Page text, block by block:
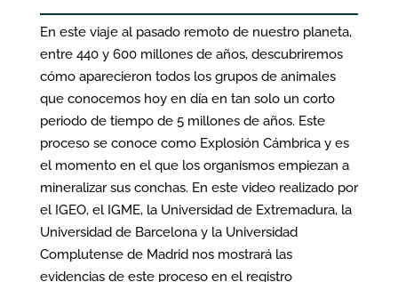
En este viaje al pasado remoto de nuestro planeta,
entre 440 y 600 millones de años, descubriremos
cómo aparecieron todos los grupos de animales
que conocemos hoy en día en tan solo un corto
periodo de tiempo de 5 millones de años. Este
proceso se conoce como Explosión Cámbrica y es
el momento en el que los organismos empiezan a
mineralizar sus conchas. En este video realizado por
el IGEO, el IGME, la Universidad de Extremadura, la
Universidad de Barcelona y la Universidad
Complutense de Madrid nos mostrará las
evidencias de este proceso en el registro